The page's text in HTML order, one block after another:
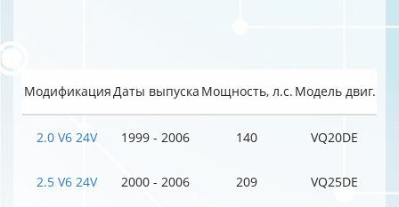
МодификацияДаты выпуска Мощность, л.с. Модель двиг.
2.0 V6 24V 1999 - 2006 140 VQ20DE
2.5 V6 24V 2000 - 2006 209 VQ25DE